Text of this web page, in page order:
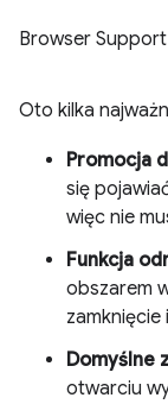
Browser Support
Oto kilka
Promocja
się
więc nie
Funkcja
obszarem
Domyślne
otwarciu